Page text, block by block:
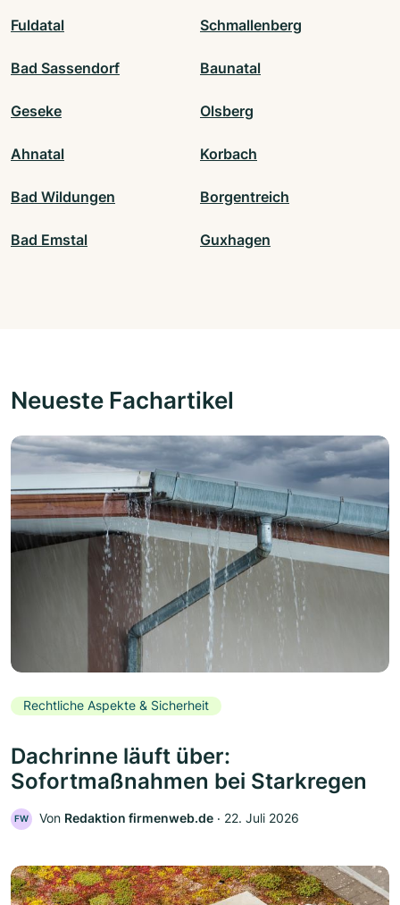
Fuldatal Schmallenberg
Bad Sassendorf Baunatal
Geseke Olsberg
Ahnatal Korbach
Bad Wildungen Borgentreich
Bad Emstal Guxhagen
Neueste Fachartikel
Rechtliche Aspekte & Sicherheit
Dachrinne läuft über:
Sofortmaßnahmen bei Starkregen
FW Von Redaktion firmenweb.de ‧ 22. Juli 2026